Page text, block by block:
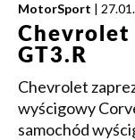
MotorSport |
Chevrolet
GT3.R
Chevrolet
wyścigowy
samochód